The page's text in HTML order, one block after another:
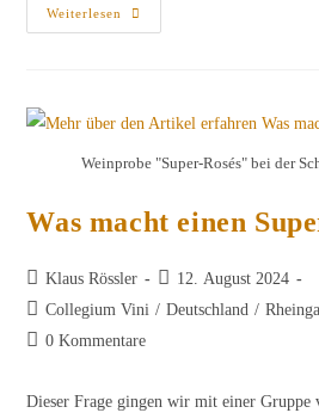
Weiterlesen
…
Und
2023
Teil
..
Weinprobe "Super-Rosés" bei der
Was macht einen
Beitrags-
Autor:
Klaus Rössler
Beitrag
veröffentlicht:
12. August 2024
Beitrags-
Kategorie:
Collegium Vini / Deutschland /
Beitrags-
0 Kommentare
Dieser Frage gingen wir mit einer Gruppe